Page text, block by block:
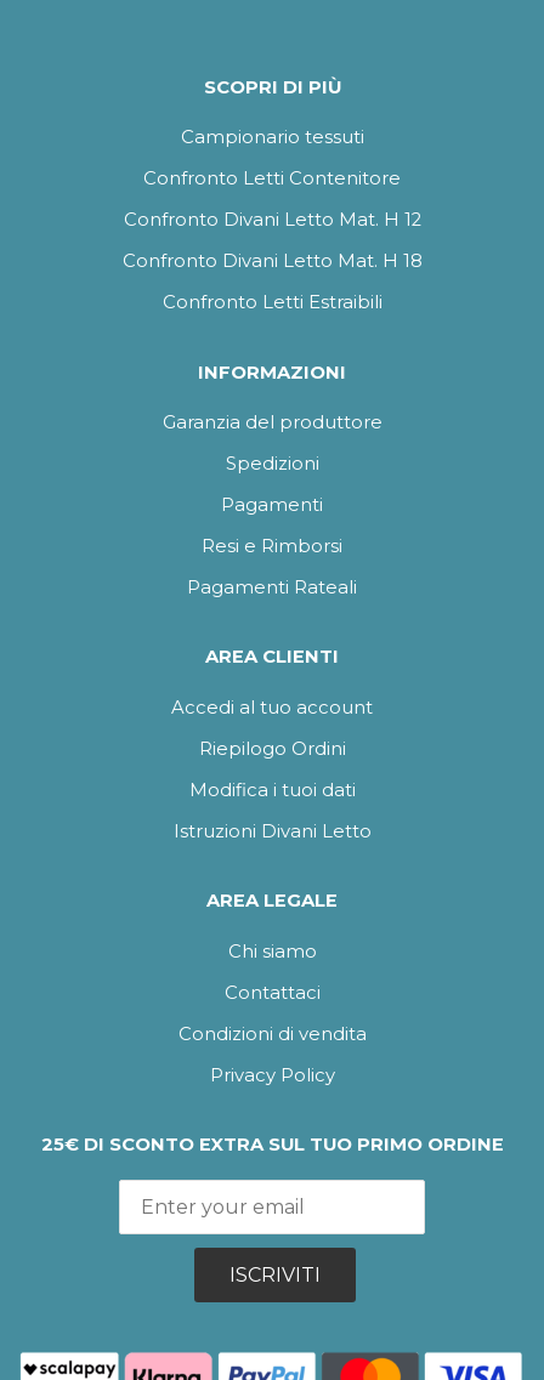
SCOPRI DI PIÙ
Campionario tessuti
Confronto Letti Contenitore
Confronto Divani Letto Mat. H 12
Confronto Divani Letto Mat. H 18
Confronto Letti Estraibili
INFORMAZIONI
Garanzia del produttore
Spedizioni
Pagamenti
Resi e Rimborsi
Pagamenti Rateali
AREA CLIENTI
Accedi al tuo account
Riepilogo Ordini
Modifica i tuoi dati
Istruzioni Divani Letto
AREA LEGALE
Chi siamo
Contattaci
Condizioni di vendita
Privacy Policy
25€ DI SCONTO EXTRA SUL TUO PRIMO ORDINE
ISCRIVITI